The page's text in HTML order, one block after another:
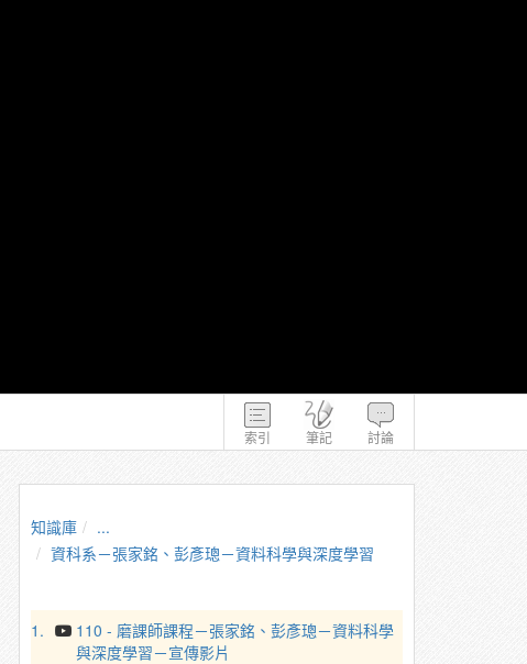
索引 筆記 討論
知識庫
...
資科系－張家銘、彭彥璁－資料科學與深度學習
1.
110 - 磨課師課程－張家銘、彭彥璁－資料科學
與深度學習－宣傳影片